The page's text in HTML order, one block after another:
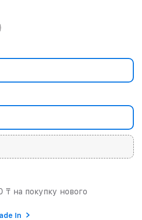
на покупку нового
In